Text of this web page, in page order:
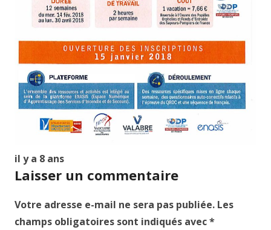
il y a 8 ans
Laisser un commentaire
Votre adresse e-mail ne sera pas publiée. Les
champs obligatoires sont indiqués avec*